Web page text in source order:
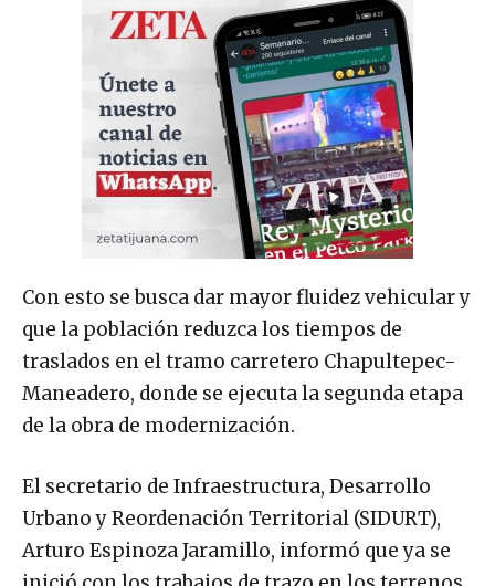
Con esto se busca dar mayor fluidez vehicular y
que la población reduzca los tiempos de
traslados en el tramo carretero Chapultepec-
Maneadero, donde se ejecuta la segunda etapa
de la obra de modernización.
El secretario de Infraestructura, Desarrollo
Urbano y Reordenación Territorial (SIDURT),
Arturo Espinoza Jaramillo, informó que ya se